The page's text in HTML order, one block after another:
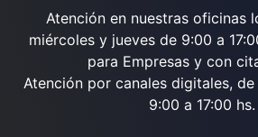
Atención en nuestras oficinas
miércoles y jueves de 9:00 a
para Empresas y con
Atención por canales digitales,
9:00 a 17:00 hs.